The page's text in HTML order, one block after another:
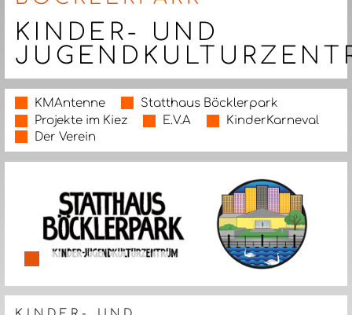
KINDER- UND
KMAntenne
Statthaus Böcklerpark
Projekte im Kiez
E.V.A
KinderKarneval
Der Verein
slide details.